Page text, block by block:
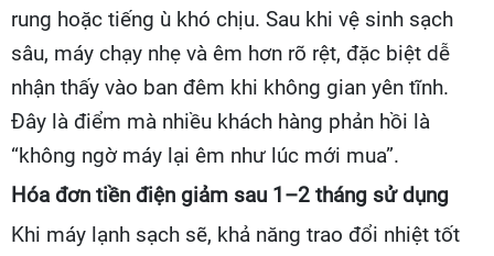
rung hoặc tiếng ù khó chịu. Sau khi vệ sinh sạch
sâu, máy chạy nhẹ và êm hơn rõ rệt, đặc biệt dễ
nhận thấy vào ban đêm khi không gian yên tĩnh.
Đây là điểm mà nhiều khách hàng phản hồi là
“không ngờ máy lại êm như lúc mới mua”.
Hóa đơn tiền điện giảm sau 1–2 tháng sử dụng
Khi máy lạnh sạch sẽ, khả năng trao đổi nhiệt tốt